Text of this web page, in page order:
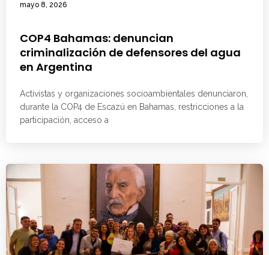
mayo 8, 2026
COP4 Bahamas: denuncian
criminalización de defensores del agua
en Argentina
Activistas y organizaciones socioambientales denunciaron,
durante la COP4 de Escazú en Bahamas, restricciones a la
participación, acceso a